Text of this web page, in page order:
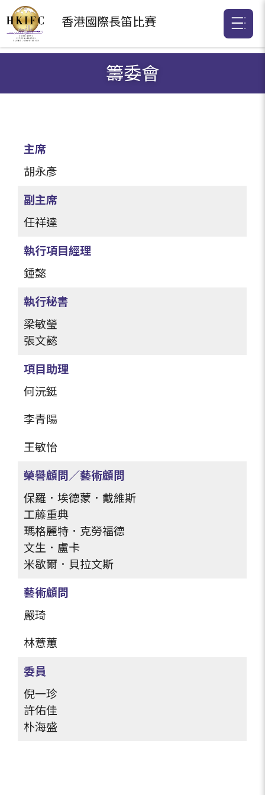
香港國際長笛比賽
籌委會
主席
胡永彥
副主席
任祥達
執行項目經理
鍾懿
執行秘書
梁敏瑩
張文懿
項目助理
何沅鋌
李青陽
王敏怡
榮譽顧問／藝術顧問
保羅．埃德蒙．戴維斯
工藤重典
瑪格麗特．克勞福德
文生．盧卡
米歇爾．貝拉文斯
藝術顧問
嚴琦
林薏蕙
委員
倪一珍
許佑佳
朴海盛